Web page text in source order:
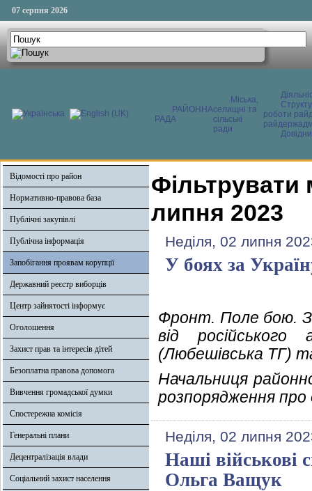
07 серпня 2026
РАЙОННА
РАДА
Міська,
селищні та
сільські
ради
роботи
Відомості про район
Нормативно-правова база
Публічні закупівлі
Публічна інформація
Запобігання проявам корупції
Державний реєстр виборців
Центр зайнятості інформує
Оголошення
Захист прав та інтересів дітей
Безоплатна правова допомога
Вивчення громадської думки
Спостережна комісія
Генеральні плани
Децентралізація влади
Соціальний захист населення
Фільтрувати
липня 2023
Неділя, 02 липня
У боях за
Фронт. Поле бою.
від
(Любешівська ТГ)
Начальниця
розпорядження
Неділя, 02 липня
Наші військові
Ольга Ващук